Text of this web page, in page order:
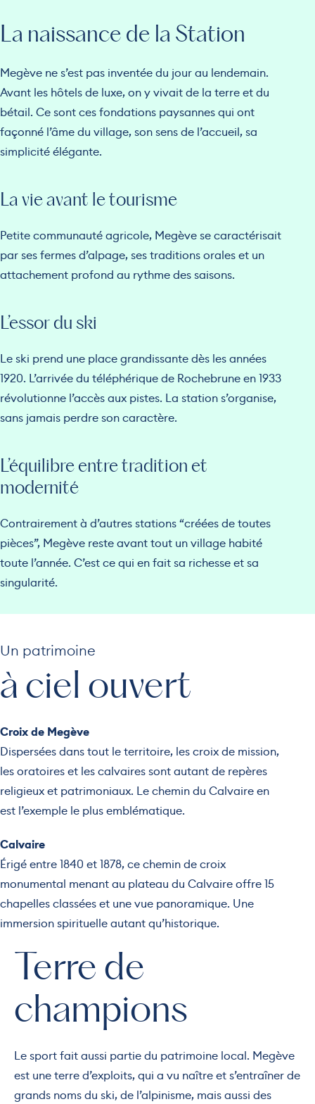
La naissance de la Station
Megève ne s’est pas inventée du jour au lendemain.
Avant les hôtels de luxe, on y vivait de la terre et du
bétail. Ce sont ces fondations paysannes qui ont
façonné l’âme du village, son sens de l’accueil, sa
simplicité élégante.
La vie avant le tourisme
Petite communauté agricole, Megève se caractérisait
par ses fermes d’alpage, ses traditions orales et un
attachement profond au rythme des saisons.
L’essor du ski
Le ski prend une place grandissante dès les années
1920. L’arrivée du téléphérique de Rochebrune en 1933
révolutionne l’accès aux pistes. La station s’organise,
sans jamais perdre son caractère.
L’équilibre entre tradition et
modernité
Contrairement à d’autres stations “créées de toutes
pièces”, Megève reste avant tout un village habité
toute l’année. C’est ce qui en fait sa richesse et sa
singularité.
Un patrimoine
à ciel ouvert
Croix de Megève
Dispersées dans tout le territoire, les croix de mission,
les oratoires et les calvaires sont autant de repères
religieux et patrimoniaux. Le chemin du Calvaire en
est l’exemple le plus emblématique.
Calvaire
Érigé entre 1840 et 1878, ce chemin de croix
monumental menant au plateau du Calvaire offre 15
chapelles classées et une vue panoramique. Une
immersion spirituelle autant qu’historique.
Terre de
champions
Le sport fait aussi partie du patrimoine local. Megève
est une terre d’exploits, qui a vu naître et s’entraîner de
grands noms du ski, de l’alpinisme, mais aussi des